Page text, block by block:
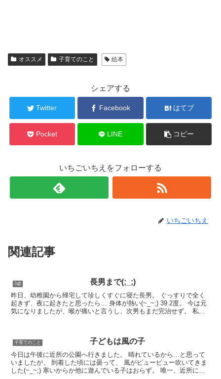
オススメ 子育てのこと 絵本
シェアする
Twitter Facebook はてブ
Pocket LINE コピー
いちごいちえをフォローする
いちごいちえ
関連記事
3歳 長男まで(;_;)
昨日、幼稚園から帰宅して珍しくすぐに寝た長男。 ぐっすりで全く
起きず、夜に起きたと思ったら… 身体が熱い(~_~;) 39.2度。 今は元
気になりましたが、喉が痛いと言うし、次男もまだ完治せず。 私が
子育てのこと 子どもは風の子
今日は午後に近所の公園へ行きました。 晴れているから…と思って
いましたが、 到着した頃には曇って、 風がビュービュー吹いてきま
した(~_~;) 寒いからか他に遊んでいる子はおらず。 唯一、近所に住